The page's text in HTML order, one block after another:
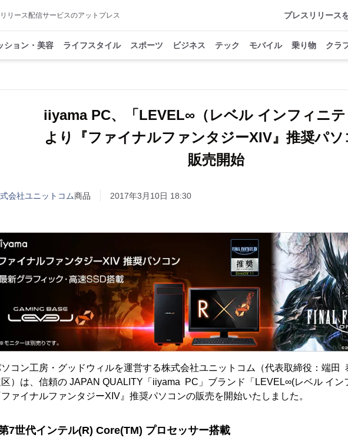
リース配信サービスのアットプレス プレスリリース
ション・美容 ライフスタイル スポーツ ビジネス テック モバイル 乗り物 クラ
iiyama PC、「LEVEL∞（レベル インフィニ
より『ファイナルファンタジーXIV』推奨パ
販売開始
会社ユニットコム商品 2017年3月10日 18:30
コン工房・グッドウィルを運営する株式会社ユニットコム（代表取締役：端田
）は、信頼の JAPAN QUALITY「iiyama PC」ブランド「LEVEL∞(レベル イン
ファイナルファンタジーXIV』推奨パソコンの販売を開始いたしました。
7世代インテル(R) Core(TM) プロセッサー搭載